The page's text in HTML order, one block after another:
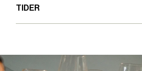
TIDER